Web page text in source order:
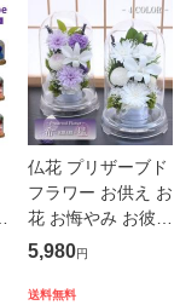
仏花 プリザーブド
フラワー お供え お
花 お悔やみ お彼岸
仏壇 枯れない 仏花
お盆 新盆 初盆 お
5,980円
送料無料